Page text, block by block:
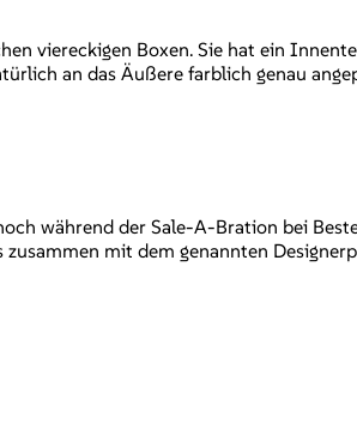
viereckigen Boxen. Sie hat ein
an das Äußere farblich genau
während der Sale-A-Bration bei
mit dem genannten